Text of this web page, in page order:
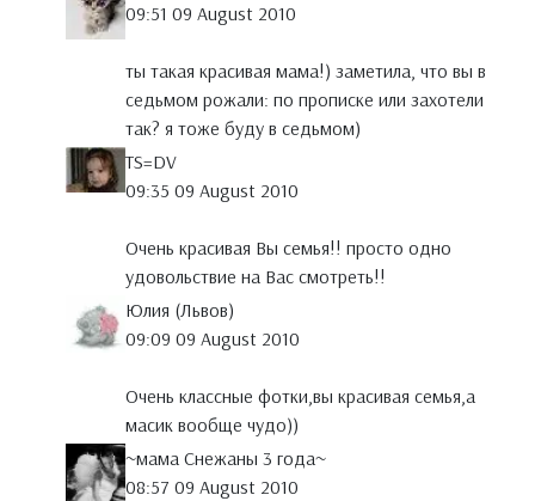
09:51 09 August 2010
ты такая красивая мама!) заметила, что вы в
седьмом рожали: по прописке или захотели
так? я тоже буду в седьмом)
TS=DV
09:35 09 August 2010
Очень красивая Вы семья!! просто одно
удовольствие на Вас смотреть!!
Юлия (Львов)
09:09 09 August 2010
Очень классные фотки,вы красивая семья,а
масик вообще чудо))
~мама Снежаны 3 года~
08:57 09 August 2010